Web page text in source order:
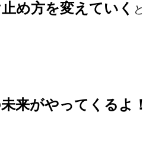
め方を変えていく と
来がやってくるよ！